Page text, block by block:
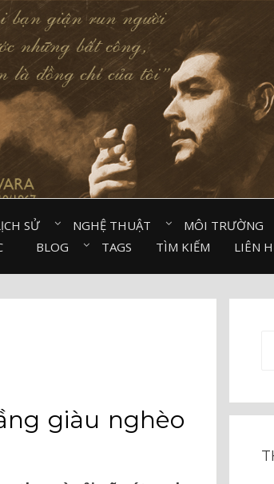
SỬ⠀ NGHỆ THUẬT⠀ MÔI TRƯỜNG⠀
BLOG⠀ TAGS TÌM KIẾM LIÊN
giàu nghèo